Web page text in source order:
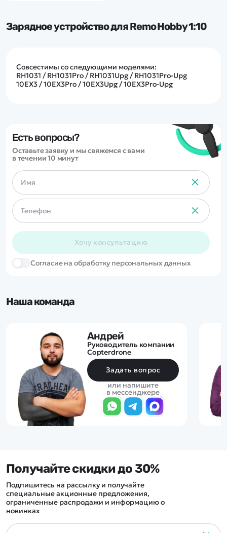
Зарядное устройство для Remo Hobby 1:10
Совсестимы со следующими моделями:
RH1031 / RH1031Pro / RH1031Upg / RH1031Pro-Upg
10EX3 / 10EX3Pro / 10EX3Upg / 10EX3Pro-Upg
Есть вопросы?
Оставьте заявку и мы свяжемся с вами
в течении 10 минут
Хочу консультацию
Cогласие на обработку персональных данных
Наша команда
Андрей
Руководитель компании
Copterdrone
Задать вопрос
или напишите
в мессенджере
Получайте скидки до 30%
Подпишитесь на рассылку и получайте
специальные акционные предложения,
ограниченные распродажи и информацию о
новинках